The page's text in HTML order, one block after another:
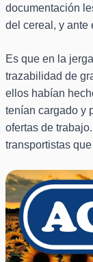
documentación
del cereal, y ante
Es que en la
trazabilidad de
ellos habían
tenían cargado y
ofertas de
transportistas